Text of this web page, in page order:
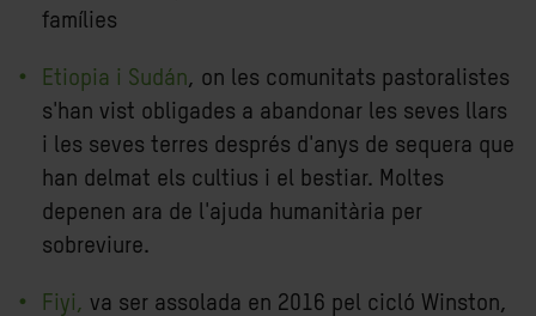
famílies
Etiopia i Sudán, on les comunitats pastoralistes
s'han vist obligades a abandonar les seves llars
i les seves terres després d'anys de sequera que
han delmat els cultius i el bestiar. Moltes
depenen ara de l'ajuda humanitària per
sobreviure.
Fiyi, va ser assolada en 2016 pel cicló Winston,